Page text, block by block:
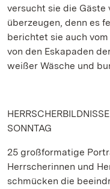
versucht sie die Gäste
überzeugen, denn es
berichtet sie auch
von den Eskapaden
weißer Wäsche und
SONNTAG
25 großformatige
Herrscherinnen und
schmücken die